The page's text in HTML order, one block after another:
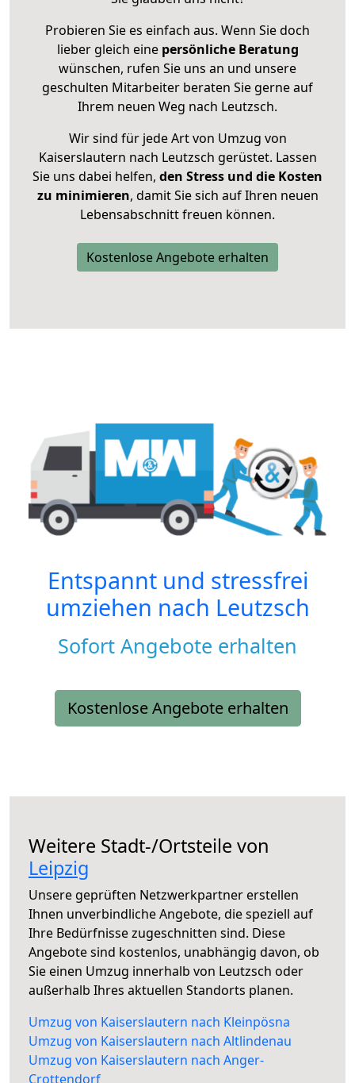
Probieren Sie es einfach aus. Wenn Sie doch
lieber gleich eine persönliche Beratung
wünschen, rufen Sie uns an und unsere
geschulten Mitarbeiter beraten Sie gerne auf
Ihrem neuen Weg nach Leutzsch.
Wir sind für jede Art von Umzug von
Kaiserslautern nach Leutzsch gerüstet. Lassen
Sie uns dabei helfen, den Stress und die Kosten
zu minimieren, damit Sie sich auf Ihren neuen
Lebensabschnitt freuen können.
Kostenlose Angebote erhalten
Entspannt und stressfrei
umziehen nach Leutzsch
Sofort Angebote erhalten
Kostenlose Angebote erhalten
Weitere Stadt-/Ortsteile von
Leipzig
Unsere geprüften Netzwerkpartner erstellen
Ihnen unverbindliche Angebote, die speziell auf
Ihre Bedürfnisse zugeschnitten sind. Diese
Angebote sind kostenlos, unabhängig davon, ob
Sie einen Umzug innerhalb von Leutzsch oder
außerhalb Ihres aktuellen Standorts planen.
Umzug von Kaiserslautern nach Kleinpösna
Umzug von Kaiserslautern nach Altlindenau
Umzug von Kaiserslautern nach Anger-
Crottendorf